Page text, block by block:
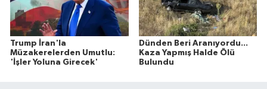
Trump İran'la
Müzakerelerden Umutlu:
'İşler Yoluna Girecek'
Dünden Beri Aranıyordu...
Kaza Yapmış Halde Ölü
Bulundu